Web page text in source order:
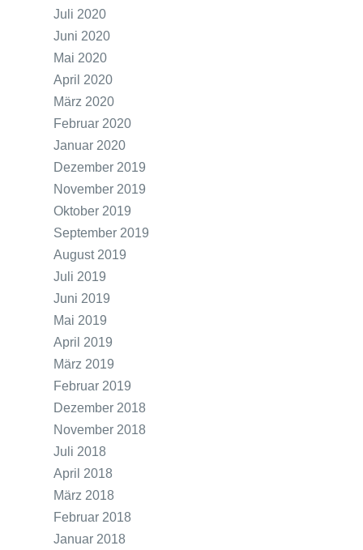
Juli 2020
Juni 2020
Mai 2020
April 2020
März 2020
Februar 2020
Januar 2020
Dezember 2019
November 2019
Oktober 2019
September 2019
August 2019
Juli 2019
Juni 2019
Mai 2019
April 2019
März 2019
Februar 2019
Dezember 2018
November 2018
Juli 2018
April 2018
März 2018
Februar 2018
Januar 2018